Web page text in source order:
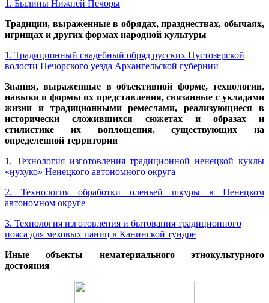
1. Былины Нижней Печоры
Традиции, выраженные в обрядах, празднествах, обычаях,
игрищах и других формах народной культуры
1. Традиционный свадебный обряд русских Пустозерской
волости Печорского уезда Архангельской губернии
Знания, выраженные в объективной форме, технологии,
навыки и формы их представления, связанные с укладами
жизни и традиционными ремеслами, реализующиеся в
исторически сложившихся сюжетах и образах и
стилистике их воплощения, существующих на
определенной территории
1. Технология изготовления традиционной ненецкой куклы
«ӈухуко» Ненецкого автономного округа
2. Технология обработки оленьей шкуры в Ненецком
автономном округе
3. Технология изготовления и бытования традиционного
пояса для меховых паниц в Канинской тундре
Иные объекты нематериального этнокультурного
достояния